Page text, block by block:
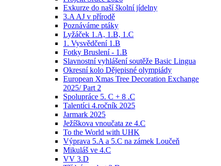
Exkurze do naší školní jídelny
3.A AJ v přírodě
Poznáváme ptáky
Lyžáček 1.A, 1.B, 1.C
1. Vysvědčení 1.B
Fotky Bruslení - 1.B
Slavnostní vyhlášení soutěže Basic Lingua
Okresní kolo Dějepisné olympiády
European Xmas Tree Decoration Exchange
2025/ Part 2
Spolupráce 5. C + 8 .C
Talentíci 4.ročník 2025
Jarmark 2025
Ježíškova vnoučata ze 4.C
To the World with UHK
Výprava 5.A a 5.C na zámek Loučeň
Mikuláš ve 4.C
VV 3.D